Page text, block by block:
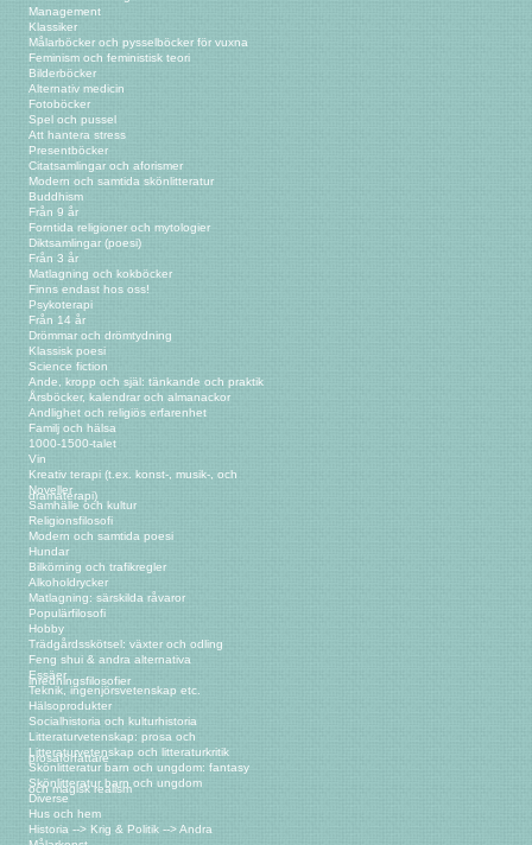
Management
Klassiker
Målarböcker och pysselböcker för vuxna
Feminism och feministisk teori
Bilderböcker
Alternativ medicin
Fotoböcker
Spel och pussel
Att hantera stress
Presentböcker
Citatsamlingar och aforismer
Modern och samtida skönlitteratur
Buddhism
Från 9 år
Forntida religioner och mytologier
Diktsamlingar (poesi)
Från 3 år
Matlagning och kokböcker
Finns endast hos oss!
Psykoterapi
Från 14 år
Drömmar och drömtydning
Klassisk poesi
Science fiction
Ande, kropp och själ: tänkande och praktik
Årsböcker, kalendrar och almanackor
Andlighet och religiös erfarenhet
Familj och hälsa
1000-1500-talet
Vin
Kreativ terapi (t.ex. konst-, musik-, och
dramaterapi)
Noveller
Samhälle och kultur
Religionsfilosofi
Modern och samtida poesi
Hundar
Bilkörning och trafikregler
Alkoholdrycker
Matlagning: särskilda råvaror
Populärfilosofi
Hobby
Trädgårdsskötsel: växter och odling
Feng shui & andra alternativa
inredningsfilosofier
Essäer
Teknik, ingenjörsvetenskap etc.
Hälsoprodukter
Socialhistoria och kulturhistoria
Litteraturvetenskap: prosa och
prosaförfattare
Litteraturvetenskap och litteraturkritik
Skönlitteratur barn och ungdom: fantasy
och magisk realism
Skönlitteratur barn och ungdom
Diverse
Hus och hem
Historia --> Krig & Politik --> Andra